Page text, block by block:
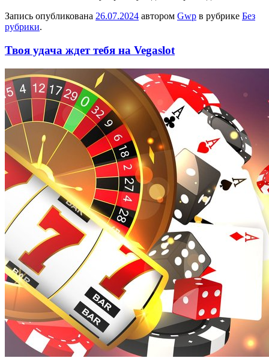
Запись опубликована 26.07.2024 автором Gwp в рубрике Без
рубрики.
Твоя удача ждет тебя на Vegaslot